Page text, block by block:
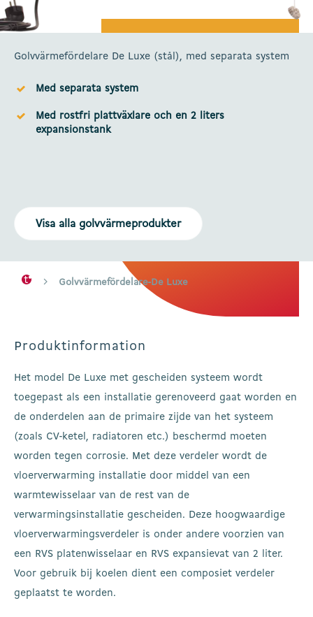
Golvvärmefördelare De Luxe (stål), med separata system
Med separata system
Med rostfri plattväxlare och en 2 liters
expansionstank
Visa alla golvvärmeprodukter
Golvvärmefördelare-De Luxe
Produktinformation
Het model De Luxe met gescheiden systeem wordt
toegepast als een installatie gerenoveerd gaat worden en
de onderdelen aan de primaire zijde van het systeem
(zoals CV-ketel, radiatoren etc.) beschermd moeten
worden tegen corrosie. Met deze verdeler wordt de
vloerverwarming installatie door middel van een
warmtewisselaar van de rest van de
verwarmingsinstallatie gescheiden. Deze hoogwaardige
vloerverwarmingsverdeler is onder andere voorzien van
een RVS platenwisselaar en RVS expansievat van 2 liter.
Voor gebruik bij koelen dient een composiet verdeler
geplaatst te worden.